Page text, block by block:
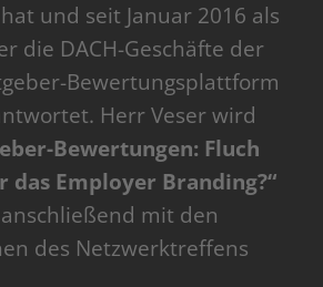
und seit Januar 2016 als
die DACH-Geschäfte der
Bewertungsplattform
Herr Veser wird
Bewertungen: Fluch
das Employer Branding?“
mit den
des Netzwerktreffens